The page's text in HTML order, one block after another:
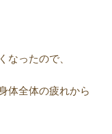
なったので、
体全体の疲れから